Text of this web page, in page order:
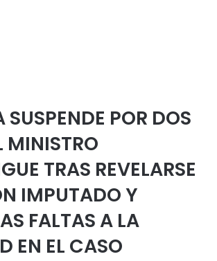
SUSPENDE POR DOS
MINISTRO
TRAS REVELARSE
IMPUTADO Y
FALTAS A LA
EN EL CASO